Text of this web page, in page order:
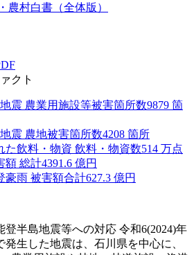
農村白書（全体版）
クト
震 農業用施設等被害箇所数9879 箇
震 農地被害箇所数4208 箇所
た飲料・物資 飲料・物資数514 万点
額 総計4391.6 億円
豪雨 被害額合計627.3 億円
登半島地震等への対応 令和6(2024)年
生した地震は、石川県を中心に、